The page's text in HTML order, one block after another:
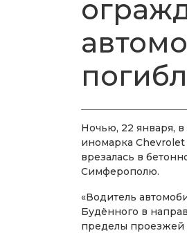
Ночью, 22 января,
иномарка Chevrolet
врезалась в
Симферополю.
«Водитель
Будённого в
пределы проезжей